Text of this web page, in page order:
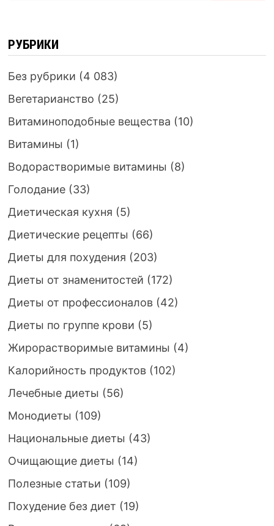
РУБРИКИ
Без рубрики (4 083)
Вегетарианство (25)
Витаминоподобные вещества (10)
Витамины (1)
Водорастворимые витамины (8)
Голодание(33)
Диетическая кухня (5)
Диетические рецепты (66)
Диеты для похудения (203)
Диеты от знаменитостей (172)
Диеты от профессионалов(42)
Диеты по группе крови (5)
Жирорастворимые витамины (4)
Калорийность продуктов(102)
Лечебные диеты (56)
Монодиеты (109)
Национальные диеты (43)
Очищающие диеты (14)
Полезные статьи (109)
Похудение без диет (19)